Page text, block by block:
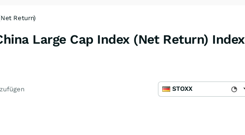
Return)
Large Cap Index (Net Return) Index
STOXX